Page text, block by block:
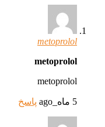
metoprolol
metoprolol
metoprolol
5 ماه_ago پاسخ